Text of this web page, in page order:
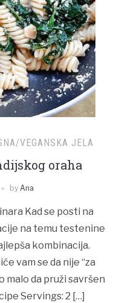
VEGANSKA JELA
oraha
by Ana
Kad se posti na
na temu testenine
kombinacija.
vam se da nije “za
malo da pruži savršen
Servings: 2 […]